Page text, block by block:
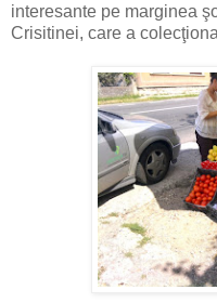
interesante pe marginea
Crisitinei, care a